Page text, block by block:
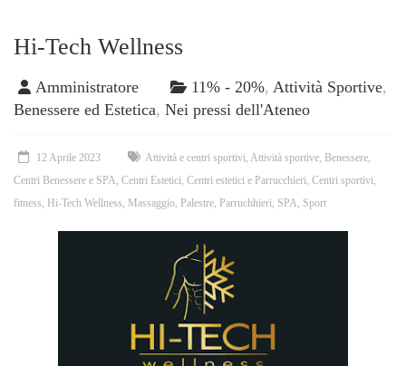
Hi-Tech Wellness
Amministratore 11% - 20%, Attività Sportive,
Benessere ed Estetica, Nei pressi dell'Ateneo
12 Aprile 2023 Attività e centri sportivi, Attività sportive, Benessere,
Centri Benessere e SPA, Centri Estetici, Centri estetici e Parrucchieri, Centri sportivi,
fitness, Hi-Tech Wellness, Massaggio, Palestre, Parruchhieri, SPA, Sport